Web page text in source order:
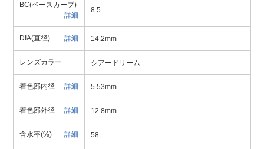
BC(ベースカーブ)
詳細
8.5
DIA(直径) 詳細 14.2mm
レンズカラー シアードリーム
着色部内径 詳細 5.53mm
着色部外径 詳細 12.8mm
含水率(%) 詳細 58